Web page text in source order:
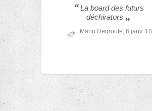
La board des futurs
déchirators
Manu Degroote,6 janv. 18